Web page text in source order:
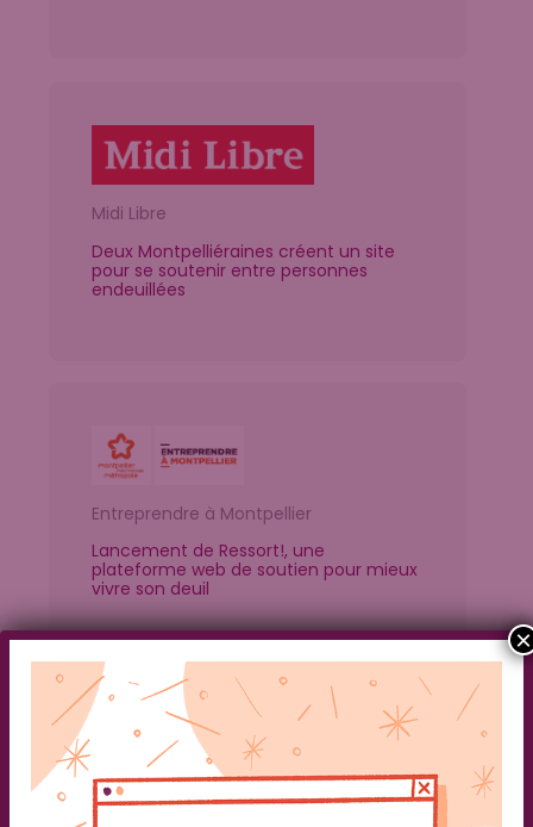
Midi Libre
Deux Montpelliéraines créent un site
pour se soutenir entre personnes
endeuillées
Entreprendre à Montpellier
Lancement de Ressort!, une
plateforme web de soutien pour mieux
vivre son deuil
Happy End
×